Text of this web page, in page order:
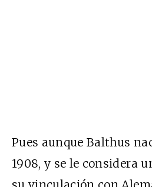
Pues aunque Balthus
1908, y se le considera